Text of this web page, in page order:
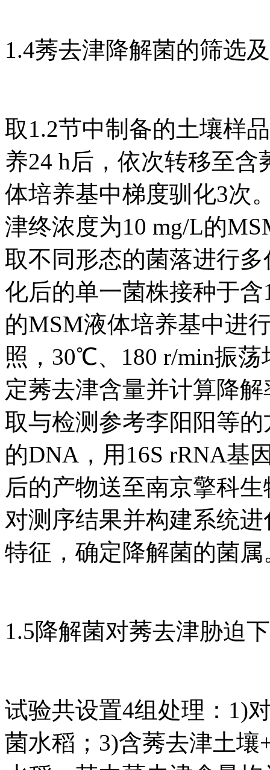
1.4莠去津降解菌的筛选
取1.2节中制备的土壤样
养24 h后，依次转移至含
体培养基中梯度驯化3次
津终浓度为10 mg/L的
取不同形态的菌落进行
化后的单一菌株接种于
的MSM液体培养基中进
照，30℃、180 r/min振
定莠去津含量并计算降
取与检测参考李阳阳等
的DNA，用16S rRNA基
后的产物送至南京擎科
对测序结果并构建系统
特征，确定降解菌的菌属
1.5降解菌对莠去津胁迫
试验共设置4组处理：1)
菌水稻；3)含莠去津土